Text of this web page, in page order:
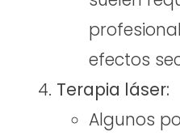
efectos
Terapia láser:
Algunos